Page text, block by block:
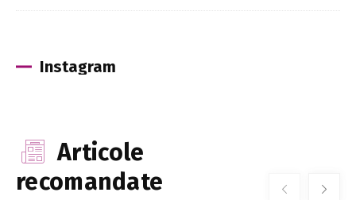
Instagram
Articole
recomandate